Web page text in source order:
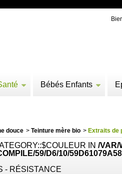
Bébés Enfants
douce > Teinture mère bio > Extraits de
IN/VAR/
59/D6/10/
- RÉSISTANCE